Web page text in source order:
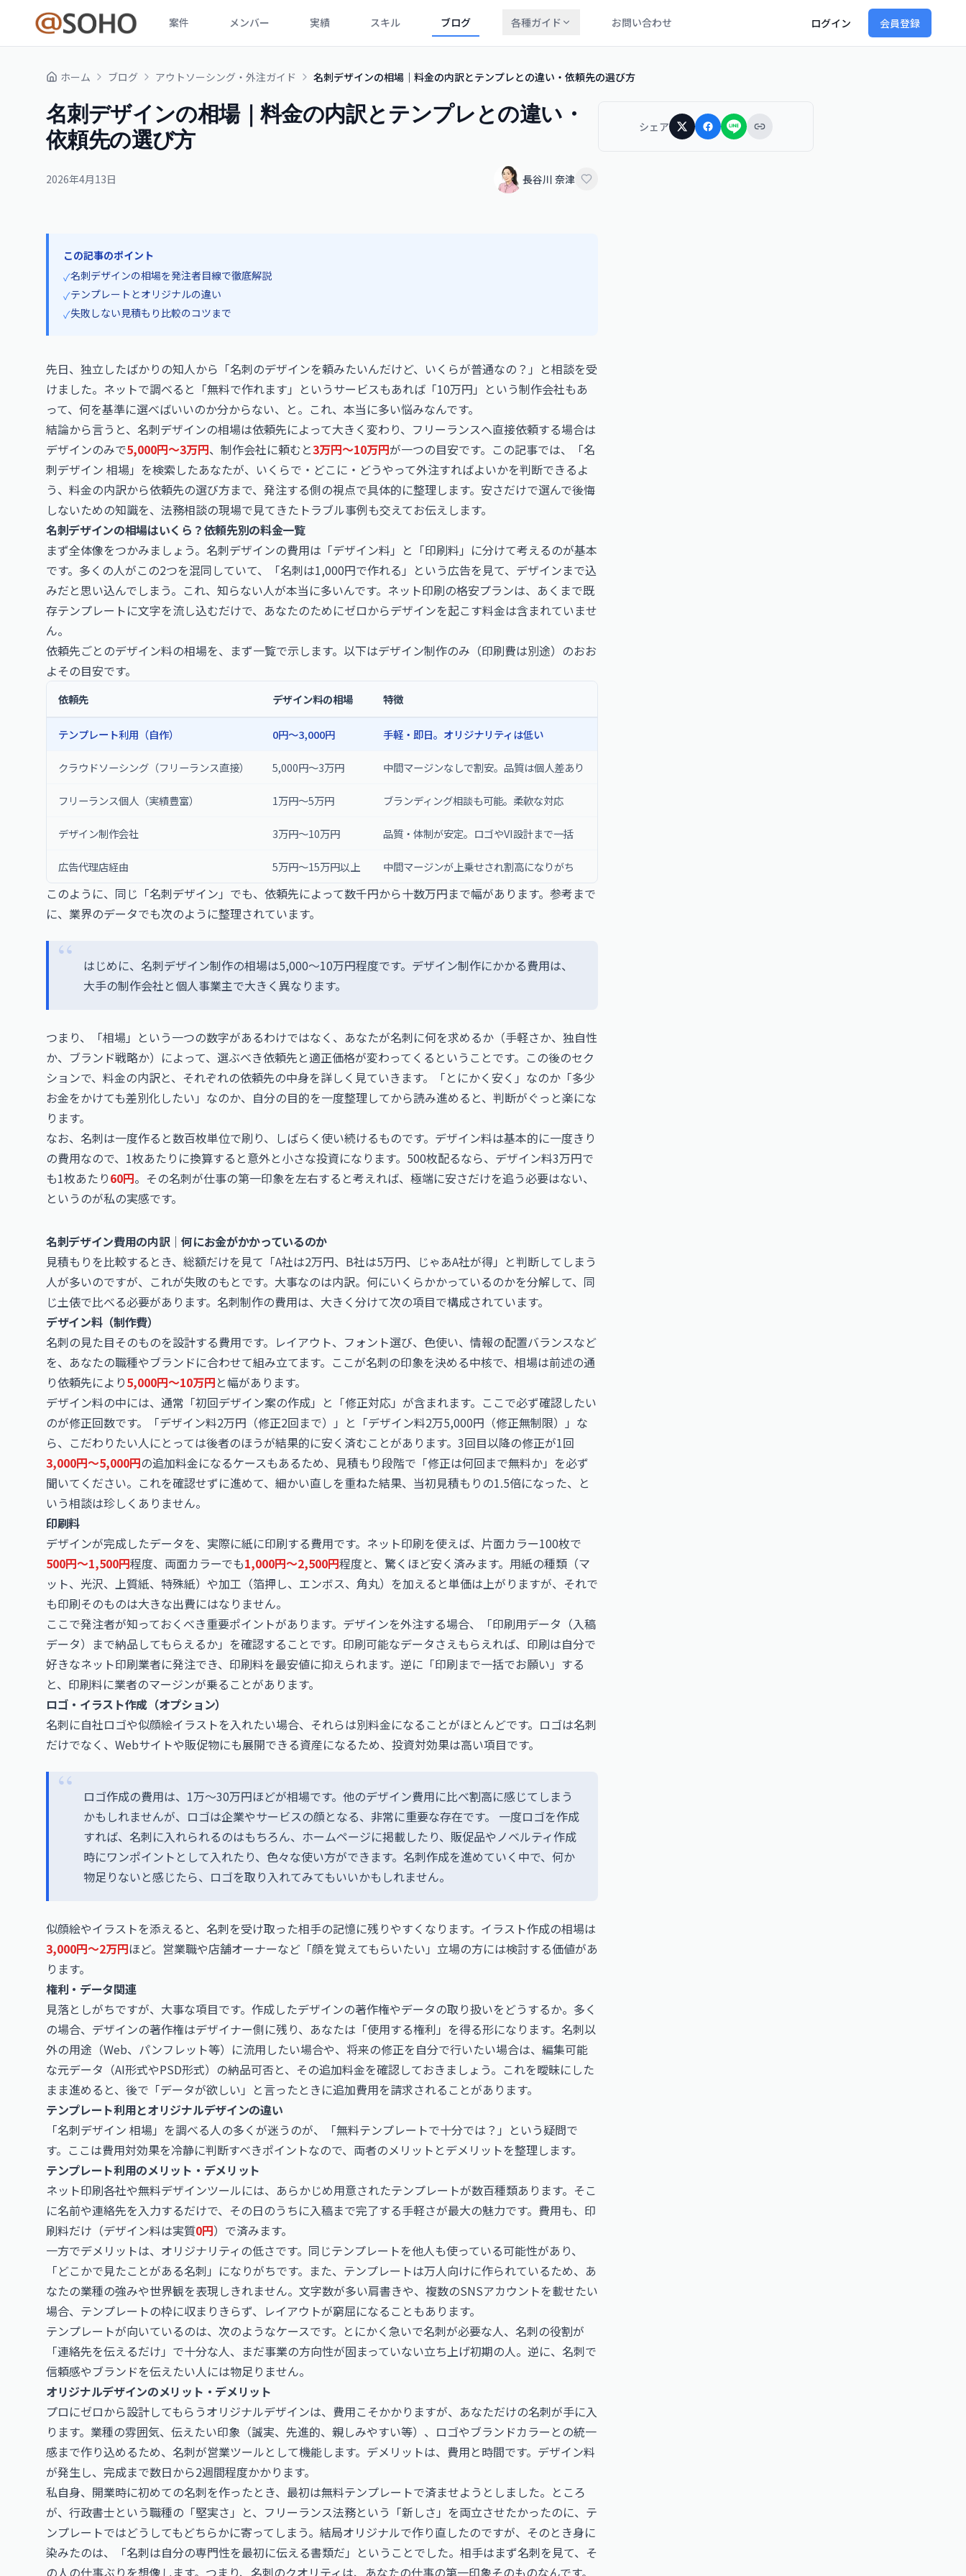
案件 メンバー 実績 スキル ブログ 各種ガイド お問い合わせ ログイン 会員登録
ホーム ブログ アウトソーシング・外注ガイド 名刺デザインの相場｜料金の内訳とテンプレとの違い・依頼先の選び方
名刺デザインの相場｜料金の内訳とテンプレとの違い・
依頼先の選び方
2026年4月13日 長谷川 奈津
この記事のポイント
✓名刺デザインの相場を発注者目線で徹底解説
✓テンプレートとオリジナルの違い
✓失敗しない見積もり比較のコツまで
先日、独立したばかりの知人から「名刺のデザインを頼みたいんだけど、いくらが普通なの？」と相談を受
けました。ネットで調べると「無料で作れます」というサービスもあれば「10万円」という制作会社もあ
って、何を基準に選べばいいのか分からない、と。これ、本当に多い悩みなんです。
結論から言うと、名刺デザインの相場は依頼先によって大きく変わり、フリーランスへ直接依頼する場合は
デザインのみで5,000円〜3万円、制作会社に頼むと3万円〜10万円が一つの目安です。この記事では、「名
刺デザイン 相場」を検索したあなたが、いくらで・どこに・どうやって外注すればよいかを判断できるよ
う、料金の内訳から依頼先の選び方まで、発注する側の視点で具体的に整理します。安さだけで選んで後悔
しないための知識を、法務相談の現場で見てきたトラブル事例も交えてお伝えします。
名刺デザインの相場はいくら？依頼先別の料金一覧
まず全体像をつかみましょう。名刺デザインの費用は「デザイン料」と「印刷料」に分けて考えるのが基本
です。多くの人がこの2つを混同していて、「名刺は1,000円で作れる」という広告を見て、デザインまで込
みだと思い込んでしまう。これ、知らない人が本当に多いんです。ネット印刷の格安プランは、あくまで既
存テンプレートに文字を流し込むだけで、あなたのためにゼロからデザインを起こす料金は含まれていませ
ん。
依頼先ごとのデザイン料の相場を、まず一覧で示します。以下はデザイン制作のみ（印刷費は別途）のおお
よその目安です。
依頼先 デザイン料の相場 特徴
テンプレート利用（自作） 0円〜3,000円 手軽・即日。オリジナリティは低い
クラウドソーシング（フリーランス直接） 5,000円〜3万円 中間マージンなしで割安。品質は個人差あり
フリーランス個人（実績豊富） 1万円〜5万円 ブランディング相談も可能。柔軟な対応
デザイン制作会社 3万円〜10万円 品質・体制が安定。ロゴやVI設計まで一括
広告代理店経由 5万円〜15万円以上 中間マージンが上乗せされ割高になりがち
このように、同じ「名刺デザイン」でも、依頼先によって数千円から十数万円まで幅があります。参考まで
に、業界のデータでも次のように整理されています。
はじめに、名刺デザイン制作の相場は5,000〜10万円程度です。デザイン制作にかかる費用は、
大手の制作会社と個人事業主で大きく異なります。
つまり、「相場」という一つの数字があるわけではなく、あなたが名刺に何を求めるか（手軽さか、独自性
か、ブランド戦略か）によって、選ぶべき依頼先と適正価格が変わってくるということです。この後のセク
ションで、料金の内訳と、それぞれの依頼先の中身を詳しく見ていきます。「とにかく安く」なのか「多少
お金をかけても差別化したい」なのか、自分の目的を一度整理してから読み進めると、判断がぐっと楽にな
ります。
なお、名刺は一度作ると数百枚単位で刷り、しばらく使い続けるものです。デザイン料は基本的に一度きり
の費用なので、1枚あたりに換算すると意外と小さな投資になります。500枚配るなら、デザイン料3万円で
も1枚あたり60円。その名刺が仕事の第一印象を左右すると考えれば、極端に安さだけを追う必要はない、
というのが私の実感です。
名刺デザイン費用の内訳｜何にお金がかかっているのか
見積もりを比較するとき、総額だけを見て「A社は2万円、B社は5万円、じゃあA社が得」と判断してしまう
人が多いのですが、これが失敗のもとです。大事なのは内訳。何にいくらかかっているのかを分解して、同
じ土俵で比べる必要があります。名刺制作の費用は、大きく分けて次の項目で構成されています。
デザイン料（制作費）
名刺の見た目そのものを設計する費用です。レイアウト、フォント選び、色使い、情報の配置バランスなど
を、あなたの職種やブランドに合わせて組み立てます。ここが名刺の印象を決める中核で、相場は前述の通
り依頼先により5,000円〜10万円と幅があります。
デザイン料の中には、通常「初回デザイン案の作成」と「修正対応」が含まれます。ここで必ず確認したい
のが修正回数です。「デザイン料2万円（修正2回まで）」と「デザイン料2万5,000円（修正無制限）」な
ら、こだわりたい人にとっては後者のほうが結果的に安く済むことがあります。3回目以降の修正が1回
3,000円〜5,000円の追加料金になるケースもあるため、見積もり段階で「修正は何回まで無料か」を必ず
聞いてください。これを確認せずに進めて、細かい直しを重ねた結果、当初見積もりの1.5倍になった、と
いう相談は珍しくありません。
印刷料
デザインが完成したデータを、実際に紙に印刷する費用です。ネット印刷を使えば、片面カラー100枚で
500円〜1,500円程度、両面カラーでも1,000円〜2,500円程度と、驚くほど安く済みます。用紙の種類（マ
ット、光沢、上質紙、特殊紙）や加工（箔押し、エンボス、角丸）を加えると単価は上がりますが、それで
も印刷そのものは大きな出費にはなりません。
ここで発注者が知っておくべき重要ポイントがあります。デザインを外注する場合、「印刷用データ（入稿
データ）まで納品してもらえるか」を確認することです。印刷可能なデータさえもらえれば、印刷は自分で
好きなネット印刷業者に発注でき、印刷料を最安値に抑えられます。逆に「印刷まで一括でお願い」する
と、印刷料に業者のマージンが乗ることがあります。
ロゴ・イラスト作成（オプション）
名刺に自社ロゴや似顔絵イラストを入れたい場合、それらは別料金になることがほとんどです。ロゴは名刺
だけでなく、Webサイトや販促物にも展開できる資産になるため、投資対効果は高い項目です。
ロゴ作成の費用は、1万～30万円ほどが相場です。他のデザイン費用に比べ割高に感じてしまう
かもしれませんが、ロゴは企業やサービスの顔となる、非常に重要な存在です。 一度ロゴを作成
すれば、名刺に入れられるのはもちろん、ホームページに掲載したり、販促品やノベルティ作成
時にワンポイントとして入れたり、色々な使い方ができます。名刺作成を進めていく中で、何か
物足りないと感じたら、ロゴを取り入れてみてもいいかもしれません。
似顔絵やイラストを添えると、名刺を受け取った相手の記憶に残りやすくなります。イラスト作成の相場は
3,000円〜2万円ほど。営業職や店舗オーナーなど「顔を覚えてもらいたい」立場の方には検討する価値があ
ります。
権利・データ関連
見落としがちですが、大事な項目です。作成したデザインの著作権やデータの取り扱いをどうするか。多く
の場合、デザインの著作権はデザイナー側に残り、あなたは「使用する権利」を得る形になります。名刺以
外の用途（Web、パンフレット等）に流用したい場合や、将来の修正を自分で行いたい場合は、編集可能
な元データ（AI形式やPSD形式）の納品可否と、その追加料金を確認しておきましょう。これを曖昧にした
まま進めると、後で「データが欲しい」と言ったときに追加費用を請求されることがあります。
テンプレート利用とオリジナルデザインの違い
「名刺デザイン 相場」を調べる人の多くが迷うのが、「無料テンプレートで十分では？」という疑問で
す。ここは費用対効果を冷静に判断すべきポイントなので、両者のメリットとデメリットを整理します。
テンプレート利用のメリット・デメリット
ネット印刷各社や無料デザインツールには、あらかじめ用意されたテンプレートが数百種類あります。そこ
に名前や連絡先を入力するだけで、その日のうちに入稿まで完了する手軽さが最大の魅力です。費用も、印
刷料だけ（デザイン料は実質0円）で済みます。
一方でデメリットは、オリジナリティの低さです。同じテンプレートを他人も使っている可能性があり、
「どこかで見たことがある名刺」になりがちです。また、テンプレートは万人向けに作られているため、あ
なたの業種の強みや世界観を表現しきれません。文字数が多い肩書きや、複数のSNSアカウントを載せたい
場合、テンプレートの枠に収まりきらず、レイアウトが窮屈になることもあります。
テンプレートが向いているのは、次のようなケースです。とにかく急いで名刺が必要な人、名刺の役割が
「連絡先を伝えるだけ」で十分な人、まだ事業の方向性が固まっていない立ち上げ初期の人。逆に、名刺で
信頼感やブランドを伝えたい人には物足りません。
オリジナルデザインのメリット・デメリット
プロにゼロから設計してもらうオリジナルデザインは、費用こそかかりますが、あなただけの名刺が手に入
ります。業種の雰囲気、伝えたい印象（誠実、先進的、親しみやすい等）、ロゴやブランドカラーとの統一
感まで作り込めるため、名刺が営業ツールとして機能します。デメリットは、費用と時間です。デザイン料
が発生し、完成まで数日から2週間程度かかります。
私自身、開業時に初めての名刺を作ったとき、最初は無料テンプレートで済ませようとしました。ところ
が、行政書士という職種の「堅実さ」と、フリーランス法務という「新しさ」を両立させたかったのに、テ
ンプレートではどうしてもどちらかに寄ってしまう。結局オリジナルで作り直したのですが、そのとき身に
染みたのは、「名刺は自分の専門性を最初に伝える書類だ」ということでした。相手はまず名刺を見て、そ
の人の仕事ぶりを想像します。つまり、名刺のクオリティは、あなたの仕事の第一印象そのものなんです。
シェア